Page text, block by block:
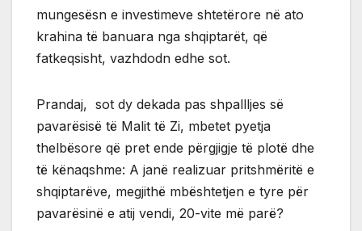
mungesësn e investimeve shtetërore në ato
krahina të banuara nga shqiptarët, që
fatkeqsisht, vazhdodn edhe sot.
Prandaj, sot dy dekada pas shpallljes së
pavarësisë të Malit të Zi, mbetet pyetja
thelbësore që pret ende përgjigje të plotë dhe
të kënaqshme: A janë realizuar pritshmëritë e
shqiptarëve, megjithë mbështetjen e tyre për
pavarësinë e atij vendi, 20-vite më parë?